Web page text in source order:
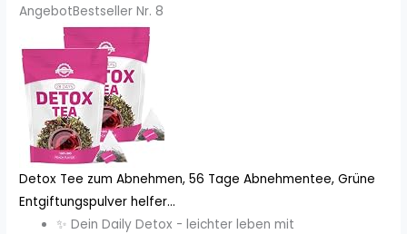
AngebotBestseller Nr. 8
Detox Tee zum Abnehmen, 56 Tage Abnehmentee, Grüne
Entgiftungspulver helfer...
✨ Dein Daily Detox - leichter leben mit